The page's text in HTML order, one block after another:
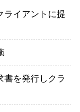
ライアントに提
書を発行しクラ